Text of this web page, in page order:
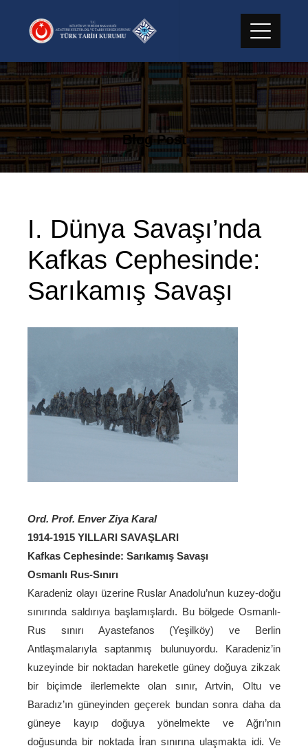
Blog Post
I. Dünya Savaşı’nda
Kafkas Cephesinde:
Sarıkamış Savaşı
Ord. Prof. Enver Ziya Karal
1914-1915 YILLARI SAVAŞLARI
Kafkas Cephesinde: Sarıkamış Savaşı
Osmanlı Rus-Sınırı
Karadeniz olayı üzerine Ruslar Anadolu’nun kuzey-doğu
sınırında saldırıya başlamışlardı. Bu bölgede Osmanlı-
Rus sınırı Ayastefanos (Yeşilköy) ve Berlin
Antlaşmalarıyla saptanmış bulunuyordu. Karadeniz’in
kuzeyinde bir noktadan hareketle güney doğuya zikzak
bir biçimde ilerlemekte olan sınır, Artvin, Oltu ve
Baradız’ın güneyinden geçerek bundan sonra daha da
güneye kayıp doğuya yönelmekte ve Ağrı’nın
doğusunda bir noktada İran sınırına ulaşmakta idi. Ve